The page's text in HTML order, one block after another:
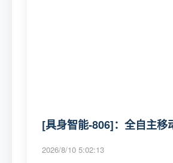
[具身智能-806]：全自主移
2026/8/10 5:02:13